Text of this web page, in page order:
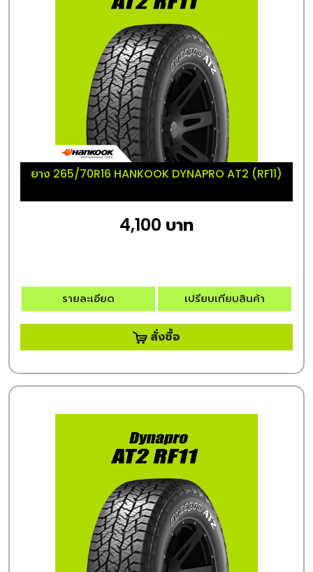
ยาง 265/70R16 HANKOOK DYNAPRO AT2 (RF11)
4,100 บาท
รายละเอียด เปรียบเทียบสินค้า
สั่งซื้อ